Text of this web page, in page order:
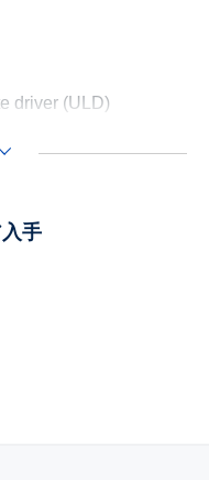
driver (ULD)
手